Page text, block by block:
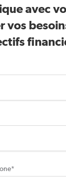
avec
vos
*